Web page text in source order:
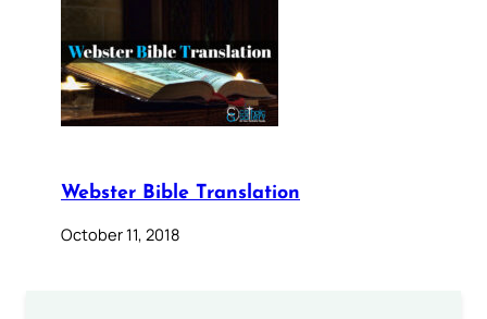
Webster Bible Translation
October 11, 2018